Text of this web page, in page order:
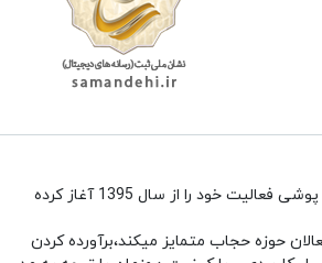
رازگالری با شعار راز شیک پوشی فعالیت خود را از سال 1395 آغاز کرده
حوزه حجاب متمایز میکند،برآورده کردن